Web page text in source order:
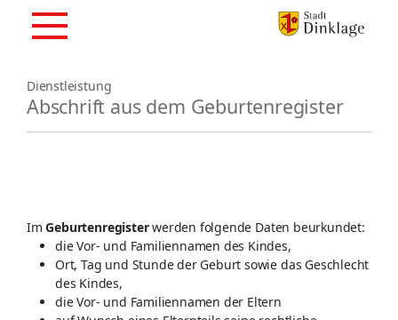
Dienstleistung
Abschrift aus dem Geburtenregister
ImGeburtenregisterwerden folgende Daten beurkundet:
die Vor- und Familiennamen des Kindes,
Ort, Tag und Stunde der Geburt sowie das Geschlecht
des Kindes,
die Vor- und Familiennamen der Eltern